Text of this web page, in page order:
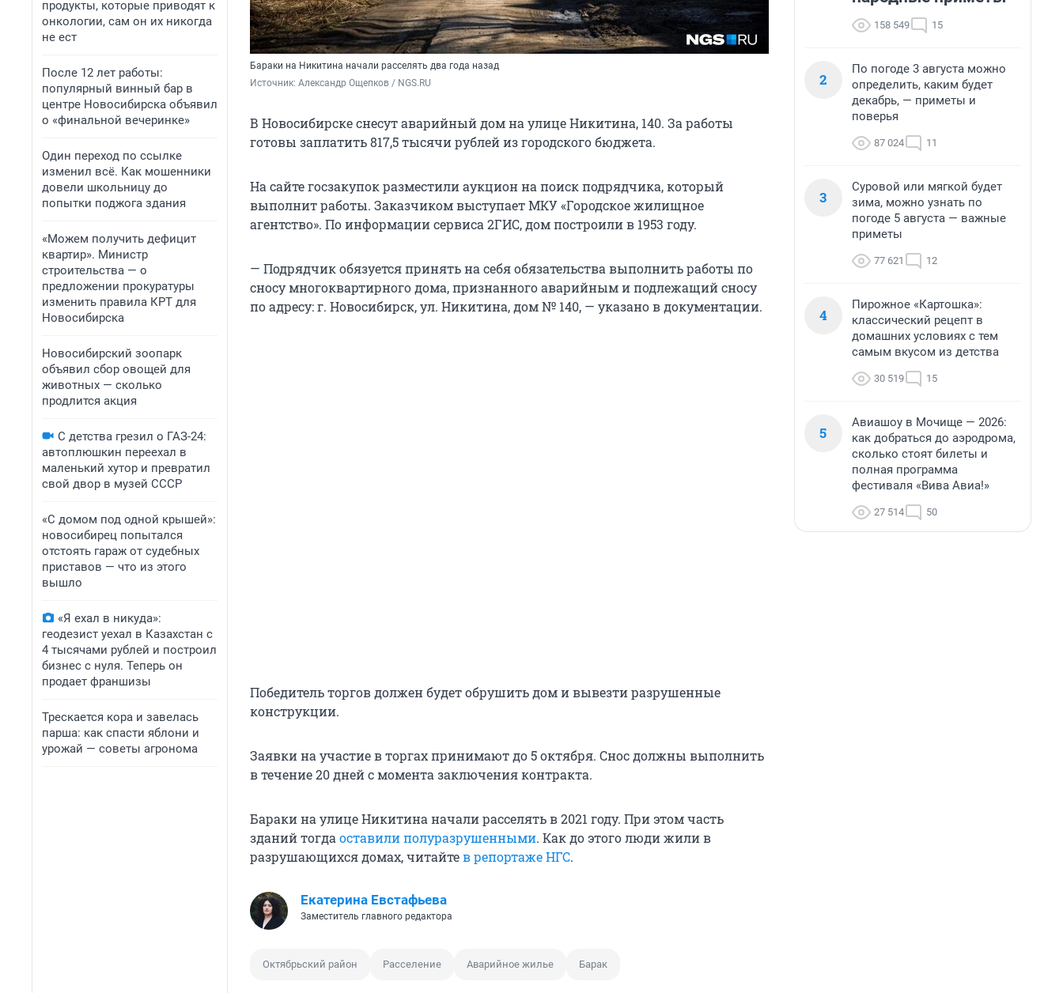
продукты, которые приводят к
онкологии, сам он их никогда
не ест
После 12 лет работы:
популярный винный бар в
центре Новосибирска объявил
о «финальной вечеринке»
Один переход по ссылке
изменил всё. Как мошенники
довели школьницу до
попытки поджога здания
«Можем получить дефицит
квартир». Министр
строительства — о
предложении прокуратуры
изменить правила КРТ для
Новосибирска
Новосибирский зоопарк
объявил сбор овощей для
животных — сколько
продлится акция
С детства грезил о ГАЗ-24:
автоплюшкин переехал в
маленький хутор и превратил
свой двор в музей СССР
«С домом под одной крышей»:
новосибирец попытался
отстоять гараж от судебных
приставов — что из этого
вышло
«Я ехал в никуда»:
геодезист уехал в Казахстан с
4 тысячами рублей и построил
бизнес с нуля. Теперь он
продает франшизы
Трескается кора и завелась
парша: как спасти яблони и
урожай — советы агронома
Бараки на Никитина начали расселять два года назад
Источник: Александр Ощепков / NGS.RU
В Новосибирске снесут аварийный дом на улице Никитина, 140. За работы
готовы заплатить 817,5 тысячи рублей из городского бюджета.
На сайте госзакупок разместили аукцион на поиск подрядчика, который
выполнит работы. Заказчиком выступает МКУ «Городское жилищное
агентство». По информации сервиса 2ГИС, дом построили в 1953 году.
— Подрядчик обязуется принять на себя обязательства выполнить работы по
сносу многоквартирного дома, признанного аварийным и подлежащий сносу
по адресу: г. Новосибирск, ул. Никитина, дом № 140, — указано в документации.
Победитель торгов должен будет обрушить дом и вывезти разрушенные
конструкции.
Заявки на участие в торгах принимают до 5 октября. Снос должны выполнить
в течение 20 дней с момента заключения контракта.
Бараки на улице Никитина начали расселять в 2021 году. При этом часть
зданий тогда оставили полуразрушенными. Как до этого люди жили в
разрушающихся домах, читайтев репортаже НГС.
Екатерина Евстафьева
Заместитель главного редактора
Октябрьский район Расселение Аварийное жилье Барак
158 549 15
2
По погоде 3 августа можно
определить, каким будет
декабрь, — приметы и
поверья
87 024 11
3
Суровой или мягкой будет
зима, можно узнать по
погоде 5 августа — важные
приметы
77 621 12
4
Пирожное «Картошка»:
классический рецепт в
домашних условиях с тем
самым вкусом из детства
30 519 15
5
Авиашоу в Мочище — 2026:
как добраться до аэродрома,
сколько стоят билеты и
полная программа
фестиваля «Вива Авиа!»
27 514 50